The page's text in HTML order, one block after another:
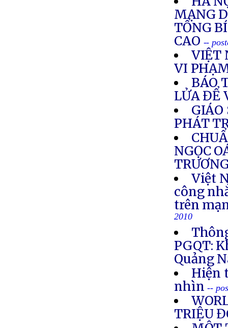
MẠNG
TỔNG
CAO --
VIỆT
VI
BÁO
LỬA ĐỂ
GIÁO
PHÁT
NGỌC
Việt
công
trên
2010
PGQT:
Quảng
Hiện
nhìn --
TRIỆU